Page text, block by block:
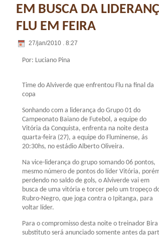
EM BUSCA DA
FLU EM FEIRA
27/jan/2010 . 8:27
Por: Luciano Pina
Time do Alviverde que enfrentou Flu na final da
copa
Sonhando com a liderança do Grupo 01 do
Campeonato Baiano de Futebol, a equipe do
Vitória da Conquista, enfrenta na noite desta
quarta-feira (27), a equipe do Fluminense, ás
20:30hs, no estádio Alberto Oliveira.
Na vice-liderança do grupo somando 06 pontos,
mesmo número de pontos do líder Vitória,
perdendo no saldo de gols, o Alviverde vai em
busca de uma vitória e torcer pelo um tropeço
Rubro-Negro, que joga contra o Ipitanga, para
voltar líder.
Para o compromisso desta noite o treinador
substituto será anunciado somente antes da